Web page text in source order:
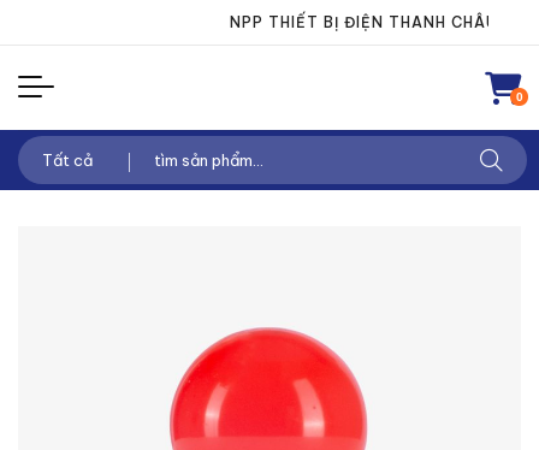
nội
dung
NPP THIẾT BỊ ĐIỆN THANH CHÂU
0
Tìm
kiếm: